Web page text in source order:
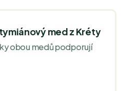
med z Kréty
obou medů podporují